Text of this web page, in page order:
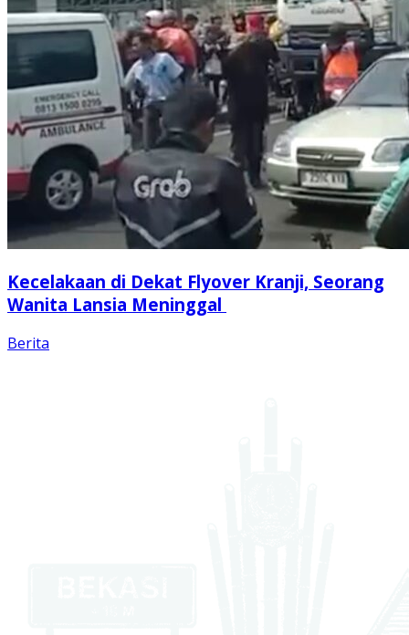
Kecelakaan di Dekat Flyover Kranji, Seorang
Wanita Lansia Meninggal
Berita